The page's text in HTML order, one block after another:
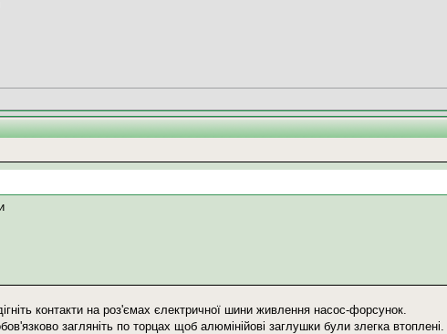
контакти на роз'ємах єлектричної шини живлення насос-форсунок.
загляніть по торцах щоб алюмінійові заглушки були злегка втоплені.